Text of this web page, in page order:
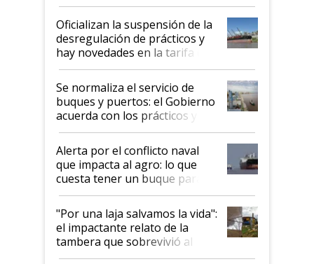
Posta
Oficializan la suspensión de la
desregulación de prácticos y
hay novedades en la tarifa de
la hidrovía
Se normaliza el servicio de
buques y puertos: el Gobierno
acuerda con los prácticos y
suspende el decreto de
desregulación
Alerta por el conflicto naval
que impacta al agro: lo que
cuesta tener un buque parado
y el peligro de que Argentina
pase a ser "país sucio"
"Por una laja salvamos la vida":
el impactante relato de la
tambera que sobrevivió al
tornado